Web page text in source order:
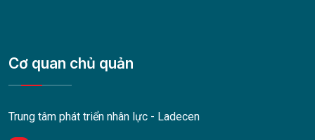
Cơ quan chủ quản
Trung tâm phát triển nhân lực - Ladecen